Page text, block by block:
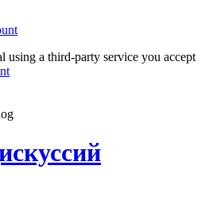
a third-party service you accept